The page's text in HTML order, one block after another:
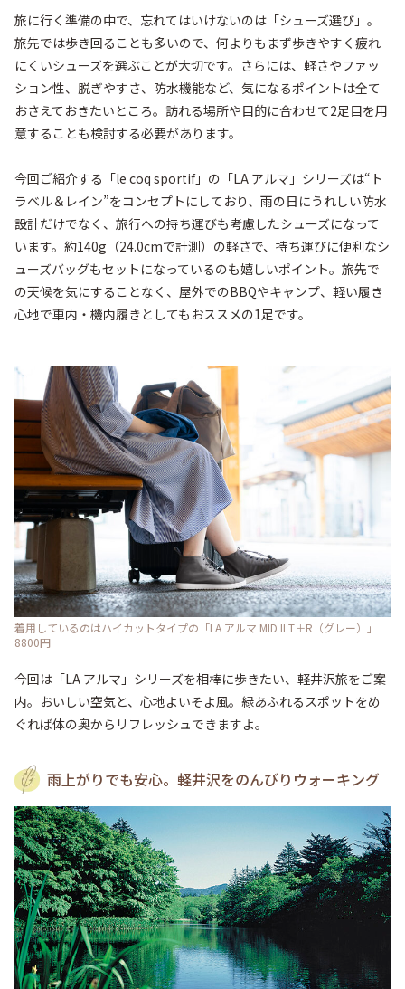
旅に行く準備の中で、忘れてはいけないのは「シューズ選び」。
旅先では歩き回ることも多いので、何よりもまず歩きやすく疲れ
にくいシューズを選ぶことが大切です。さらには、軽さやファッ
ション性、脱ぎやすさ、防水機能など、気になるポイントは全て
おさえておきたいところ。訪れる場所や目的に合わせて2足目を用
意することも検討する必要があります。
今回ご紹介する「le coq sportif」の「LA アルマ」シリーズは“ト
ラベル＆レイン”をコンセプトにしており、雨の日にうれしい防水
設計だけでなく、旅行への持ち運びも考慮したシューズになって
います。約140g（24.0cmで計測）の軽さで、持ち運びに便利なシ
ューズバッグもセットになっているのも嬉しいポイント。旅先で
の天候を気にすることなく、屋外でのBBQやキャンプ、軽い履き
心地で車内・機内履きとしてもおススメの1足です。
着用しているのはハイカットタイプの「LA アルマ MID II T＋R（グレー）」
8800円
今回は「LA アルマ」シリーズを相棒に歩きたい、軽井沢旅をご案
内。おいしい空気と、心地よいそよ風。緑あふれるスポットをめ
ぐれば体の奥からリフレッシュできますよ。
雨上がりでも安心。軽井沢をのんびりウォーキング